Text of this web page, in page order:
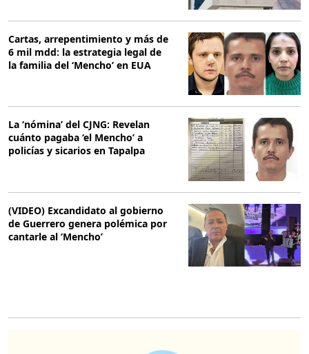
Cartas, arrepentimiento y más de
6 mil mdd: la estrategia legal de
la familia del ‘Mencho’ en EUA
La ‘nómina’ del CJNG: Revelan
cuánto pagaba ‘el Mencho’ a
policías y sicarios en Tapalpa
(VIDEO) Excandidato al gobierno
de Guerrero genera polémica por
cantarle al ‘Mencho’